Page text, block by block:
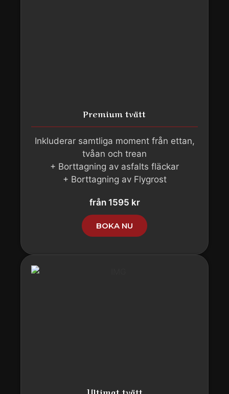
Premium tvätt
Inkluderar samtliga moment från ettan,
tvåan och trean
+ Borttagning av asfalts fläckar
+ Borttagning av Flygrost
från 1595 kr
BOKA NU
Ultimat tvätt